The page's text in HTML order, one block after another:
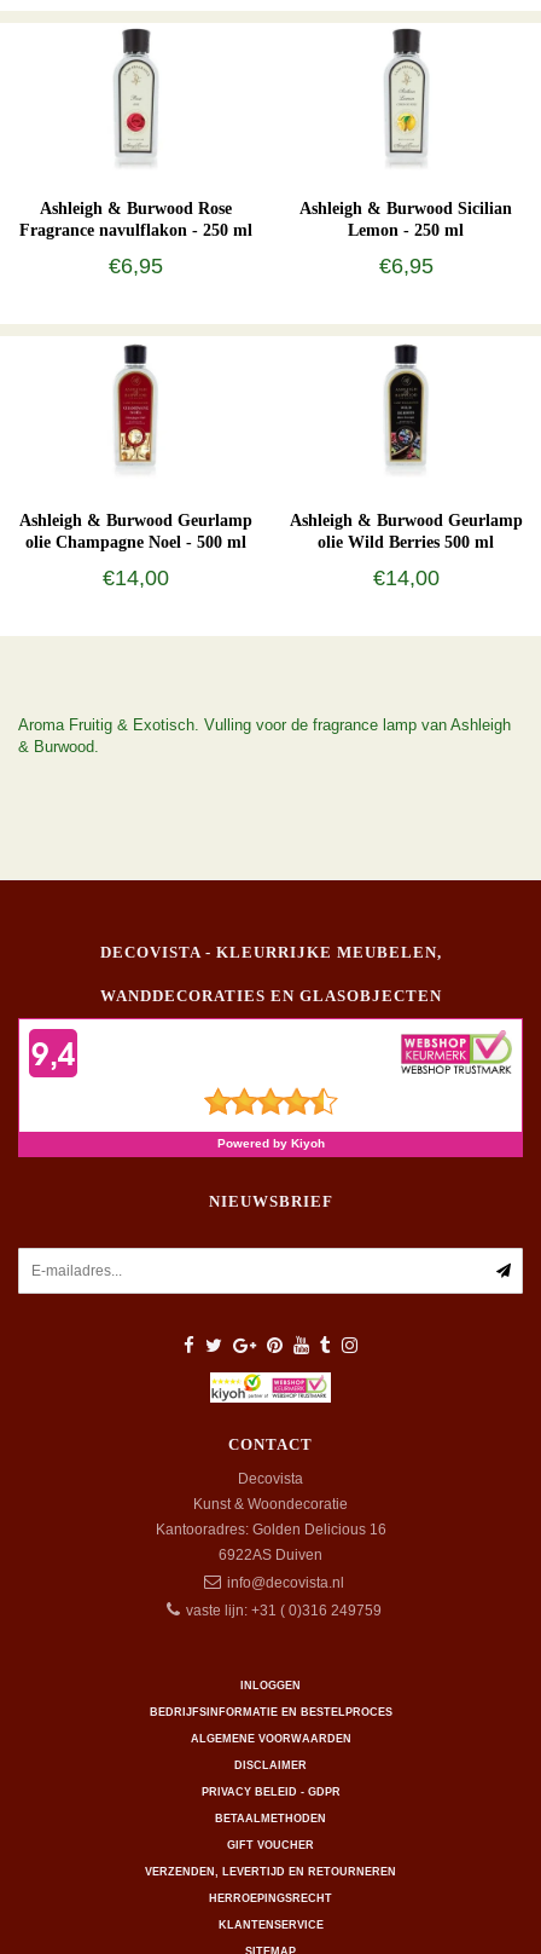
Ashleigh & Burwood Rose
Fragrance navulflakon - 250 ml
€6,95
Ashleigh & Burwood Sicilian
Lemon - 250 ml
€6,95
Ashleigh & Burwood Geurlamp
olie Champagne Noel - 500 ml
€14,00
Ashleigh & Burwood Geurlamp
olie Wild Berries 500 ml
€14,00
Aroma Fruitig & Exotisch. Vulling voor de fragrance lamp van Ashleigh
& Burwood.
DECOVISTA - KLEURRIJKE MEUBELEN,
WANDDECORATIES EN GLASOBJECTEN
NIEUWSBRIEF
CONTACT
Decovista
Kunst & Woondecoratie
Kantooradres: Golden Delicious 16
6922AS Duiven
info@decovista.nl
vaste lijn: +31 ( 0)316 249759
INLOGGEN
BEDRIJFSINFORMATIE EN BESTELPROCES
ALGEMENE VOORWAARDEN
DISCLAIMER
PRIVACY BELEID - GDPR
BETAALMETHODEN
GIFT VOUCHER
VERZENDEN, LEVERTIJD EN RETOURNEREN
HERROEPINGSRECHT
KLANTENSERVICE